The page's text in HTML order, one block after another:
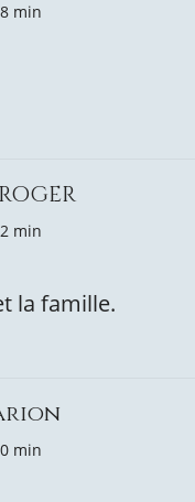
min
min
la famille.
min